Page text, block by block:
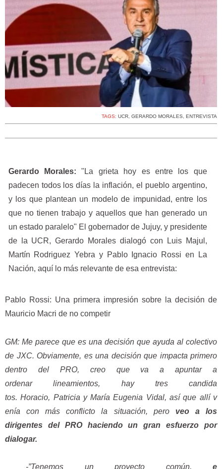
TAGS: UCR, GERARDO MORALES, ENTREVISTA
Gerardo Morales: "La grieta hoy es entre los que
padecen todos los días la inflación, el pueblo argentino,
y los que plantean un modelo de impunidad, entre los
que no tienen trabajo y aquellos que han generado un
un estado paralelo" El gobernador de Jujuy, y presidente
de la UCR, Gerardo Morales dialogó con Luis Majul,
Martín Rodriguez Yebra y Pablo Ignacio Rossi en La
Nación, aquí lo más relevante de esa entrevista:
Pablo Rossi: Una primera impresión sobre la decisión de
Mauricio Macri de no competir
GM: Me parece que es una decisión que ayuda al colectivo
de JXC. Obviamente, es una decisión que impacta primero
dentro del PRO, creo que va a apuntar a
ordenarlineamientos, hay tres candida
tos. Horacio, Patricia y María Eugenia Vidal, así que allí v
enía con más conflicto la situación, pero veo a los
dirigentes del PRO haciendo un gran esfuerzo por
dialogar.
-”Tenemos un proyecto común,e